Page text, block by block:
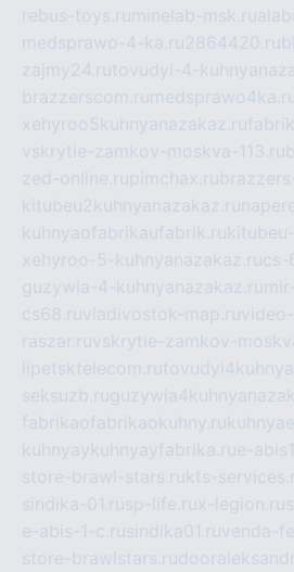
rebus-toys.ru minelab-msk.ru
medsprawo-4-ka.ru2864420.ru
zajmy24.rutovudyi-4-
brazzerscom.ru
xehyroo5kuhnyanazakaz.ru
vskrytie-zamkov-moskva-113.ru
zed-online.rupimchax.ru
kitubeu2kuhnyanazakaz.ru
kuhnyaofabrikaufabrik.ru
xehyroo-5-kuhnyanazakaz.rucs-
guzywia-4-kuhnyanazakaz.ru
cs68.ruvladivostok-map.ru
raszar.ruvskrytie-zamkov-
lipetsktelecom.ru
seksuzb.ru
fabrikaofabrikaokuhny.ru
kuhnyaykuhnyayfabrika.rue-
store-brawl-stars.rukts-
sindika-01.rusp-life.rux-legion.ru
e-abis-1-c.rusindika01.ruvenda-
store-brawlstars.ru